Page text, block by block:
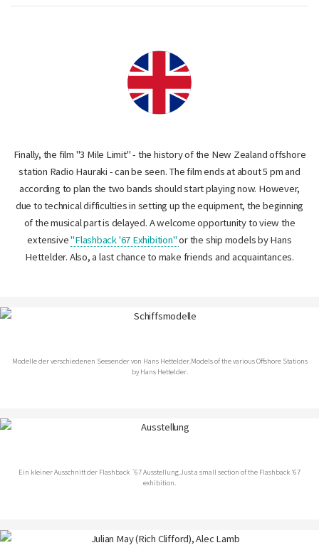
Finally, the film "3 Mile Limit" - the history of the New Zealand offshore
station Radio Hauraki - can be seen. The film ends at about 5 pm and
according to plan the two bands should start playing now. However,
due to technical difficulties in setting up the equipment, the beginning
of the musical part is delayed. A welcome opportunity to view the
extensive"Flashback '67 Exhibition"or the ship models by Hans
Hettelder. Also, a last chance to make friends and acquaintances.
Modelle der verschiedenen Seesender von Hans Hettelder.Models of the various Offshore Stations
by Hans Hettelder.
Ein kleiner Ausschnitt der Flashback ´67 Ausstellung.Just a small section of the Flashback '67
exhibition.